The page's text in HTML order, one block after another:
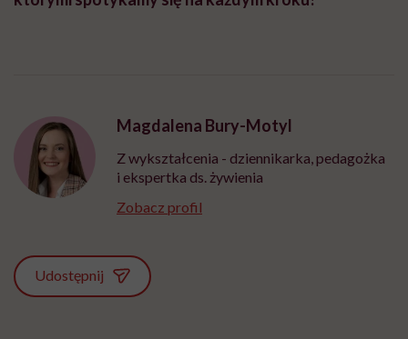
Magdalena Bury-Motyl
Z wykształcenia - dziennikarka, pedagożka
i ekspertka ds. żywienia
Zobacz profil
Udostępnij